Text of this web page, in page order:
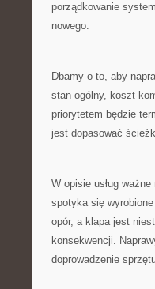
porządkowanie
nowego.
Dbamy o to, aby
stan ogólny, koszt
priorytetem będzie
jest dopasować
W opisie usług
spotyka się
opór, a klapa jest
konsekwencji.
doprowadzenie